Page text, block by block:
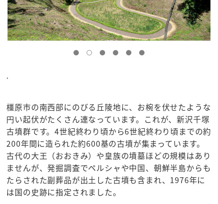
.
橿原市の南西部にのびる丘陵地に、お椀を伏せたような
円い起伏がたくさん連なっています。これが、新沢千塚
古墳群です。4世紀終わり頃から6世紀終わり頃までの約
200年間に造られた約600基の古墳が集まっています。
古代の大王（おおきみ）や皇族の墳墓ほどの規模はあり
ませんが、発掘調査でペルシャや中国、朝鮮半島からも
たらされた副葬品が出土した古墳も含まれ、1976年に
は国の史跡に指定されました。